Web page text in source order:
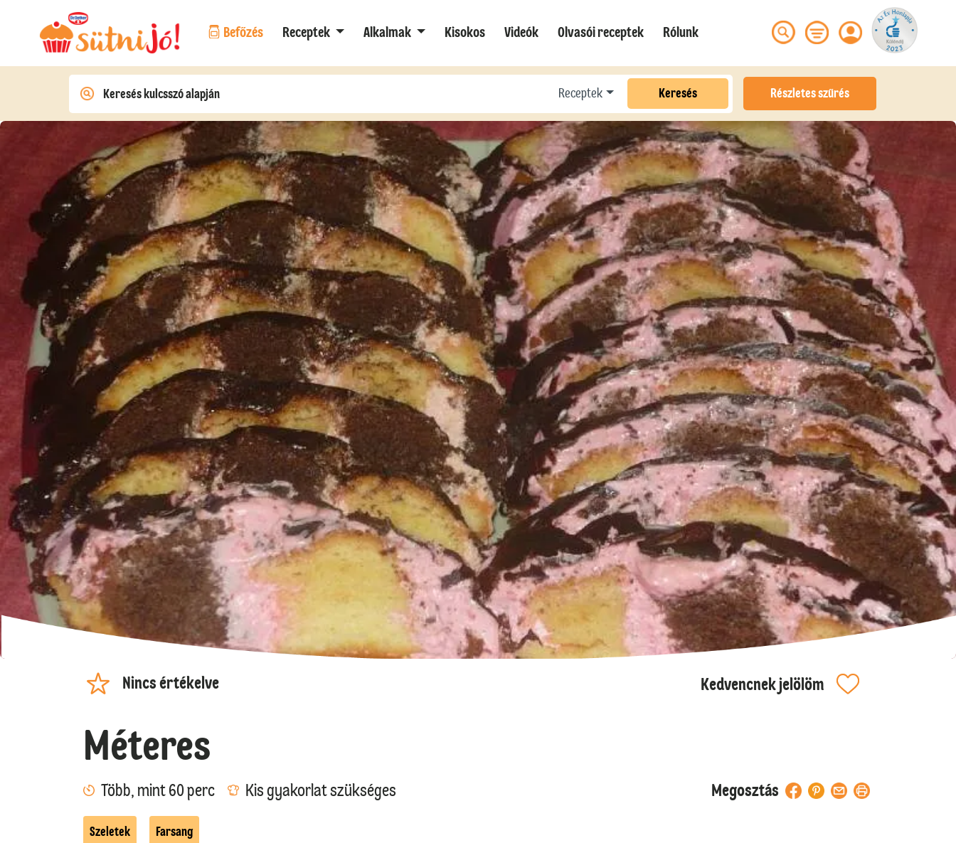
Befőzés Receptek Alkalmak Kisokos Videók Olvasói receptek Rólunk
Receptek Keresés Részletes szűrés
Nincs értékelve Kedvencnek jelölöm
Méteres
Több, mint 60 perc Kis gyakorlat szükséges Megosztás
Szeletek Farsang